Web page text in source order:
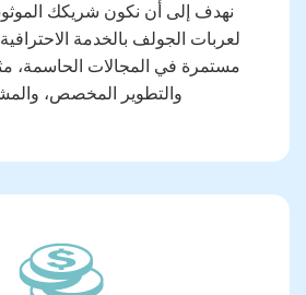
نهدف إلى أن نكون شريكك
لعربات الجولف بالخدمة
مستمرة في المجالات الحاسمة، مثل
والتطوير المخصص،